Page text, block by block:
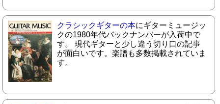
クラシックギターの本にギターミュージッ
クの1980年代バックナンバーが入荷中で
す。 現代ギターと少し違う切り口の記事
が面白いです。楽譜も多数掲載されていま
す。